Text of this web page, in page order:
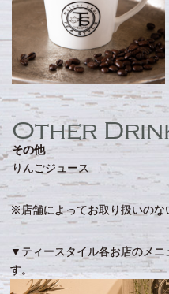
Other
その他
りんごジュース
※店舗によってお取り扱いのな
▼ティースタイル各お店のメ
す。